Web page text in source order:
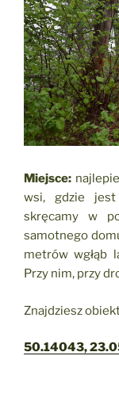
Miejsce:
wsi, gdzie
skręcamy w
samotnego
metrów wgłąb
Przy nim, przy
Znajdziesz
50.14043,